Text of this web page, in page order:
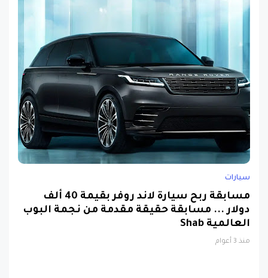
سيارات
مسابقة ربح سيارة لاند روفر بقيمة 40 ألف
دولار ... مسابقة حقيقة مقدمة من نجمة البوب
العالمية Shab
منذ 3 أعوام